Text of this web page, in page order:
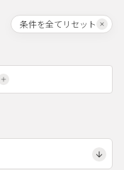
条件を全てリセット